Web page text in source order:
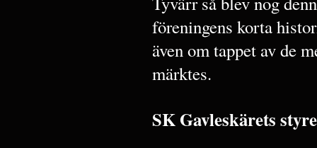
föreningens korta
även om tappet av de
märktes.
SK Gavleskärets